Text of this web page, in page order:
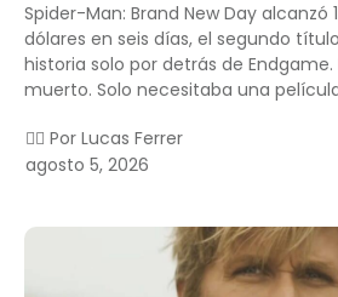
Spider-Man: Brand New Day alcanzó
dólares en seis días, el segundo
historia solo por detrás de
muerto. Solo necesitaba una
✍🏻 Por Lucas Ferrer
agosto 5, 2026